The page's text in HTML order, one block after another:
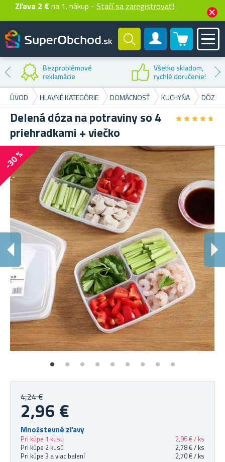
Zľava 2 € na 1. nákup - Stačí sa zaregistrovať!
Zákaznícky účet
0 produktů
Zľava na
prvý nákup
ÚVOD HLAVNÉ KATEGÓRIE DOMÁCNOSŤ KUCHYŇA DÓZY
Delená dóza na potraviny so 4
priehradkami + viečko
★★★★★
★★★★★
-30 %
4,24 €
2,96 €
Množstevné zľavy
Pri kúpe 1 kusu
2,96 € / ks
Pri kúpe 2 kusů
2,78 € / ks
Pri kúpe 3 a viac balení
2,70 € / ks